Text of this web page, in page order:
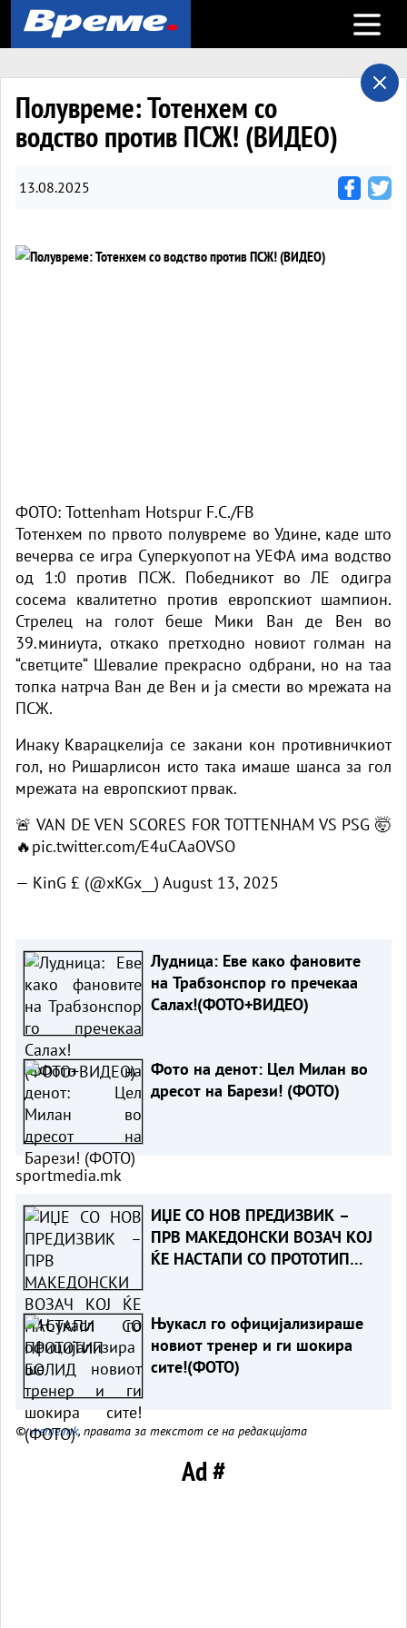
Open
Полувреме: Тотенхем со
водство против ПСЖ! (ВИДЕО)
13.08.2025
ФОТО: Tottenham Hotspur F.C./FB
Тотенхем по првото полувреме во Удине, каде што
вечерва се игра Суперкуопот на УЕФА има водство
од 1:0 против ПСЖ. Победникот во ЛЕ одигра
сосема квалитетно против европскиот шампион.
Стрелец на голот беше Мики Ван де Вен во
39.миниута, откако претходно новиот голман на
“светците“ Шевалие прекрасно одбрани, но на таа
топка натрча Ван де Вен и ја смести во мрежата на
ПСЖ.
Инаку Кварацкелија се закани кон противничкиот
гол, но Ришарлисон исто така имаше шанса за гол
мрежата на европскиот првак.
🚨 VAN DE VEN SCORES FOR TOTTENHAM VS PSG 🤯
🔥pic.twitter.com/E4uCAaOVSO
— KinG £ (@xKGx__) August 13, 2025
Лудница: Еве како фановите
на Трабзонспор го пречекаа
Салах!(ФОТО+ВИДЕО)
Фото на денот: Цел Милан во
дресот на Барези! (ФОТО)
sportmedia.mk
ИЏЕ СО НОВ ПРЕДИЗВИК –
ПРВ МАКЕДОНСКИ ВОЗАЧ КОЈ
ЌЕ НАСТАПИ СО ПРОТОТИП
Њукасл го официјализираше
новиот тренер и ги шокира
сите!(ФОТО)
©vreme.mk, правата за текстот се на редакцијата
Ad #